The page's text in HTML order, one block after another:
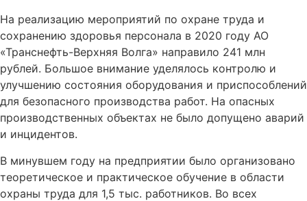
На реализацию мероприятий по охране труда и
сохранению здоровья персонала в 2020 году АО
«Транснефть-Верхняя Волга» направило 241 млн
рублей. Большое внимание уделялось контролю и
улучшению состояния оборудования и приспособлений
для безопасного производства работ. На опасных
производственных объектах не было допущено аварий
и инцидентов.
В минувшем году на предприятии было организовано
теоретическое и практическое обучение в области
охраны труда для 1,5 тыс. работников. Во всех